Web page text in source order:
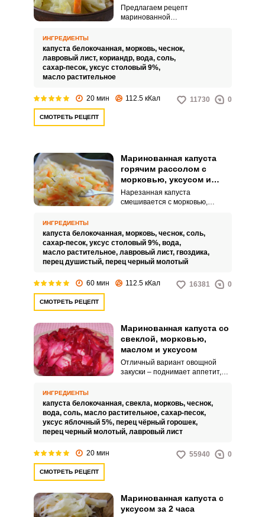
Предлагаем рецепт
маринованной
виде небольших кусочков, не
шинкуем.
ИНГРЕДИЕНТЫ
капуста белокочанная, морковь, чеснок,
лавровый лист, кориандр, вода, соль,
сахар-песок, уксус столовый 9%,
масло растительное
20 мин 112.5 кКал 11730 0
СМОТРЕТЬ РЕЦЕПТ
Маринованная капуста
горячим рассолом с
морковью, уксусом и
маслом
Нарезанная капуста
смешивается с морковью,
маринадом из воды, соли,
сахара, масла, уксуса, гвоздики,
перца и лаврового листа.
ИНГРЕДИЕНТЫ
капуста белокочанная, морковь, чеснок, соль,
сахар-песок, уксус столовый 9%, вода,
масло растительное, лавровый лист, гвоздика,
перец душистый, перец черный молотый
60 мин 112.5 кКал 16381 0
СМОТРЕТЬ РЕЦЕПТ
Маринованная капуста со
свеклой, морковью,
маслом и уксусом
Отличный вариант овощной
закуски – поднимает аппетит,
довольно быстро – через день
блюдо уже будет готово к
подаче.
ИНГРЕДИЕНТЫ
капуста белокочанная, свекла, морковь, чеснок,
вода, соль, масло растительное, сахар-песок,
уксус яблочный 5%, перец чёрный горошек,
перец черный молотый, лавровый лист
20 мин 55940 0
СМОТРЕТЬ РЕЦЕПТ
Маринованная капуста с
уксусом за 2 часа